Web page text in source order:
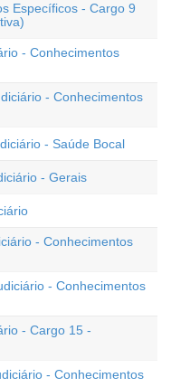
Específicos - Cargo 9
- Conhecimentos
- Conhecimentos
- Saúde Bocal
- Gerais
- Conhecimentos
- Conhecimentos
- Cargo 15 -
- Conhecimentos